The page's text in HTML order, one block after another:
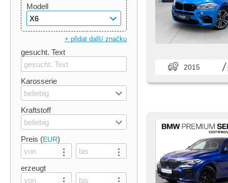
Modell
X6
+ přidat další značku
gesucht. Text
Karosserie
beliebig
Kraftstoff
beliebig
Preis (EUR)
erzeugt
2015